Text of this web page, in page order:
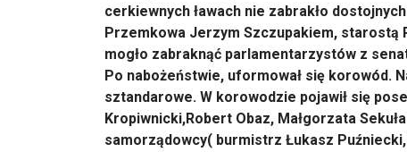
cerkiewnych ławach nie zabrakło
Przemkowa Jerzym Szczupakiem, starostą
mogło zabraknąć parlamentarzystów z
Po nabożeństwie, uformował się korowód.
sztandarowe. W korowodzie pojawił się
Kropiwnicki,Robert Obaz, Małgorzata
samorządowcy( burmistrz Łukasz